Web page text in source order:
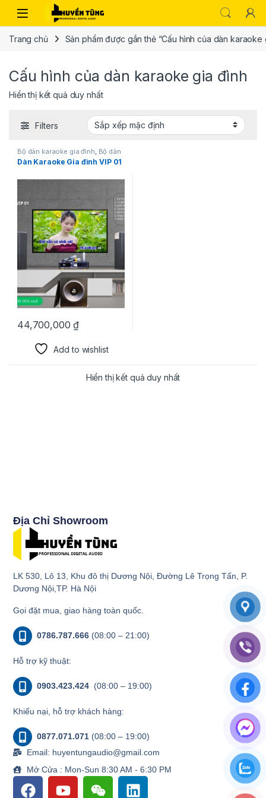
Trang chủ Sản phẩm được gắn thẻ “Cấu hình của dàn karaoke
Cấu hình của dàn karaoke gia đình
Hiển thị kết quả duy nhất
Filters
Bộ dàn karaoke gia đình Bộ dàn
karaoke siêu hot
Dàn Karaoke Gia đình VIP 01
44,700,000₫
Add to wishlist
Hiển thị kết quả duy nhất
Địa Chỉ Showroom
LK 530, Lô 13, Khu đô thị Dương Nội, Đường Lê Trọng Tấn, P.
Dương Nội,TP. Hà Nội
Gọi đặt mua, giao hàng toàn quốc.
0786.787.666 (08:00 – 21:00)
Hỗ trợ kỹ thuật:
0903.423.424 (08:00 – 19:00)
Khiếu nại, hỗ trợ khách hàng:
0877.071.071 (08:00 – 19:00)
Email: huyentungaudio@gmail.com
Mở Cửa : Mon-Sun 8:30 AM - 6:30 PM